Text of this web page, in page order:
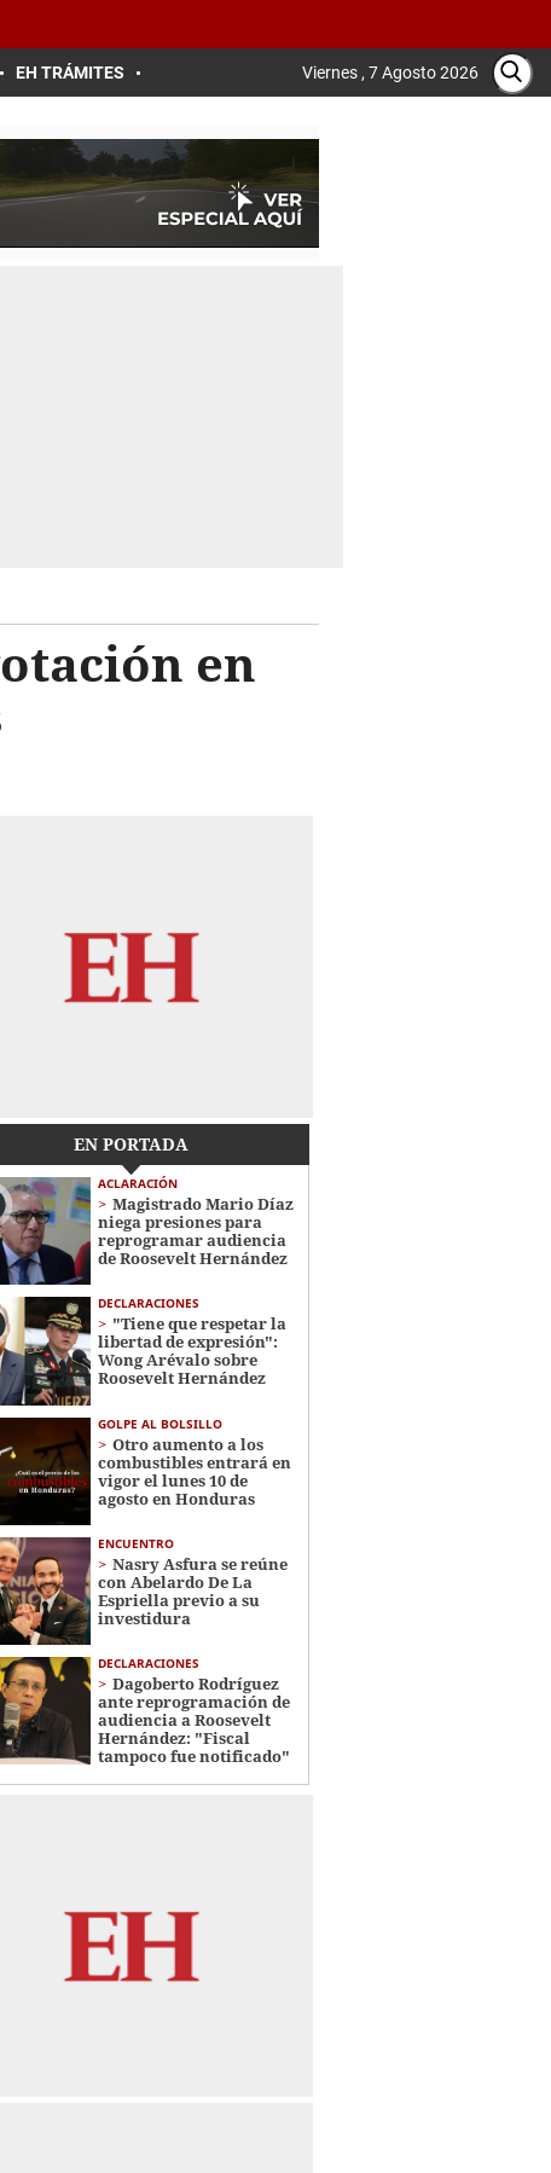
EH TRÁMITES Viernes , 7 Agosto 2026
en
EN PORTADA
ACLARACIÓN
Magistrado Mario Díaz
niega presiones para
reprogramar audiencia
de Roosevelt Hernández
DECLARACIONES
"Tiene que respetar la
libertad de expresión":
Wong Arévalo sobre
Roosevelt Hernández
GOLPE AL BOLSILLO
Otro aumento a los
combustibles entrará en
vigor el lunes 10 de
agosto en Honduras
ENCUENTRO
Nasry Asfura se reúne
con Abelardo De La
Espriella previo a su
investidura
DECLARACIONES
Dagoberto Rodríguez
ante reprogramación de
audiencia a Roosevelt
Hernández: "Fiscal
tampoco fue notificado"